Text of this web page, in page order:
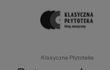
Klasyczna Płytoteka